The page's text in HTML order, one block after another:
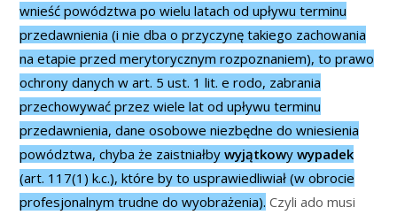
wnieść powództwa po wielu latach od upływu terminu
przedawnienia (i nie dba o przyczynę takiego zachowania
na etapie przed merytorycznym rozpoznaniem), to prawo
ochrony danych w art. 5 ust. 1 lit. e rodo, zabrania
przechowywać przez wiele lat od upływu terminu
przedawnienia, dane osobowe niezbędne do wniesienia
powództwa, chyba że zaistniałbywyjątkowywypadek
(art. 117(1) k.c.), które by to usprawiedliwiał (w obrocie
profesjonalnym trudne do wyobrażenia). Czyli ado musi